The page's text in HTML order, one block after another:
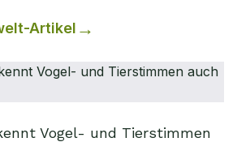
-Artikel
Vogel- und Tierstimmen